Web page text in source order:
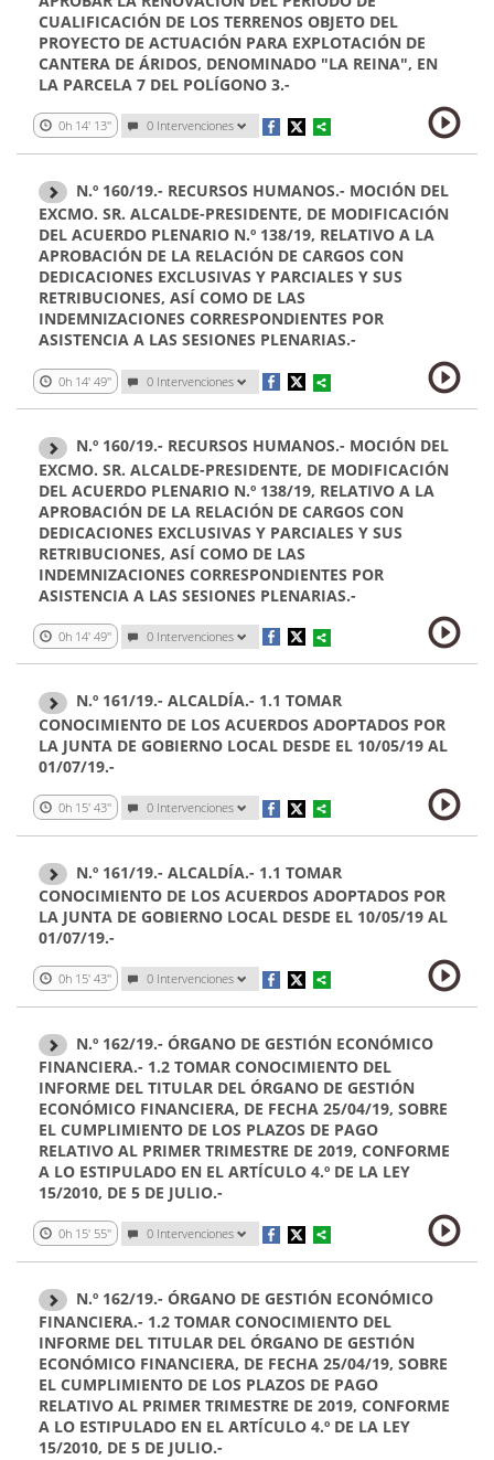
CUALIFICACIÓN DE LOS TERRENOS OBJETO DEL
PROYECTO DE ACTUACIÓN PARA EXPLOTACIÓN DE
CANTERA DE ÁRIDOS, DENOMINADO "LA REINA", EN
LA PARCELA 7 DEL POLÍGONO 3.-
0h 14' 13'' 0 Intervenciones
N.º 160/19.- RECURSOS HUMANOS.- MOCIÓN DEL
EXCMO. SR. ALCALDE-PRESIDENTE, DE MODIFICACIÓN
DEL ACUERDO PLENARIO N.º 138/19, RELATIVO A LA
APROBACIÓN DE LA RELACIÓN DE CARGOS CON
DEDICACIONES EXCLUSIVAS Y PARCIALES Y SUS
RETRIBUCIONES, ASÍ COMO DE LAS
INDEMNIZACIONES CORRESPONDIENTES POR
ASISTENCIA A LAS SESIONES PLENARIAS.-
0h 14' 49'' 0 Intervenciones
N.º 160/19.- RECURSOS HUMANOS.- MOCIÓN DEL
EXCMO. SR. ALCALDE-PRESIDENTE, DE MODIFICACIÓN
DEL ACUERDO PLENARIO N.º 138/19, RELATIVO A LA
APROBACIÓN DE LA RELACIÓN DE CARGOS CON
DEDICACIONES EXCLUSIVAS Y PARCIALES Y SUS
RETRIBUCIONES, ASÍ COMO DE LAS
INDEMNIZACIONES CORRESPONDIENTES POR
ASISTENCIA A LAS SESIONES PLENARIAS.-
0h 14' 49'' 0 Intervenciones
N.º 161/19.- ALCALDÍA.- 1.1 TOMAR
CONOCIMIENTO DE LOS ACUERDOS ADOPTADOS POR
LA JUNTA DE GOBIERNO LOCAL DESDE EL 10/05/19 AL
01/07/19.-
0h 15' 43'' 0 Intervenciones
N.º 161/19.- ALCALDÍA.- 1.1 TOMAR
CONOCIMIENTO DE LOS ACUERDOS ADOPTADOS POR
LA JUNTA DE GOBIERNO LOCAL DESDE EL 10/05/19 AL
01/07/19.-
0h 15' 43'' 0 Intervenciones
N.º 162/19.- ÓRGANO DE GESTIÓN ECONÓMICO
FINANCIERA.- 1.2 TOMAR CONOCIMIENTO DEL
INFORME DEL TITULAR DEL ÓRGANO DE GESTIÓN
ECONÓMICO FINANCIERA, DE FECHA 25/04/19, SOBRE
EL CUMPLIMIENTO DE LOS PLAZOS DE PAGO
RELATIVO AL PRIMER TRIMESTRE DE 2019, CONFORME
A LO ESTIPULADO EN EL ARTÍCULO 4.º DE LA LEY
15/2010, DE 5 DE JULIO.-
0h 15' 55'' 0 Intervenciones
N.º 162/19.- ÓRGANO DE GESTIÓN ECONÓMICO
FINANCIERA.- 1.2 TOMAR CONOCIMIENTO DEL
INFORME DEL TITULAR DEL ÓRGANO DE GESTIÓN
ECONÓMICO FINANCIERA, DE FECHA 25/04/19, SOBRE
EL CUMPLIMIENTO DE LOS PLAZOS DE PAGO
RELATIVO AL PRIMER TRIMESTRE DE 2019, CONFORME
A LO ESTIPULADO EN EL ARTÍCULO 4.º DE LA LEY
15/2010, DE 5 DE JULIO.-